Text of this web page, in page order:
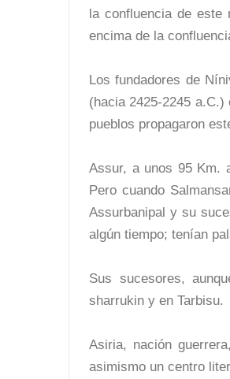
la confluencia de este
encima de la
Los fundadores de
(hacia 2425-2245
pueblos propagaron
Assur, a unos 95 Km.
Pero cuando
Assurbanipal y su
algún tiempo; tenían
Sus sucesores,
sharrukin y en Tarbisu.
Asiria, nación
asimismo un centro